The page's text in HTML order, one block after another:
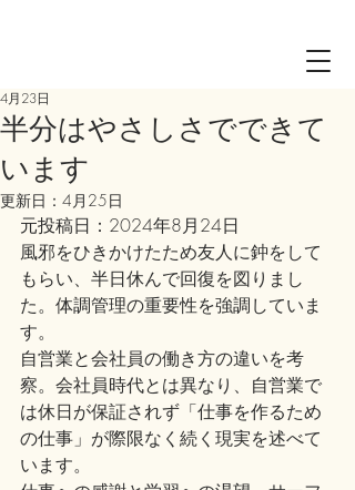
半分はやさしさでできて
います
4月23日
更新日： 4月25日
元投稿日：2024年8月24日
風邪をひきかけたため友人に鈡をして
もらい、半日休んで回復を図りまし
た。体調管理の重要性を強調していま
す。
自営業と会社員の働き方の違いを考
察。会社員時代とは異なり、自営業で
は休日が保証されず「仕事を作るため
の仕事」が際限なく続く現実を述べて
います。